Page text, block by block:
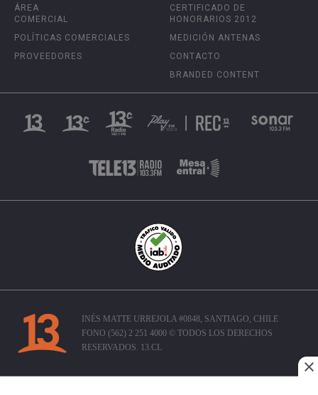
ÁREA
COMERCIAL
POLÍTICAS COMERCIALES
PROVEEDORES
CERTIFICADO DE
HONORARIOS 2012
MEDICIÓN ANTENAS
CONTACTO
BRANDED CONTENT
INÉS MATTE URREJOLA #0848, SANTIAGO, CHILE
FONO (562) 2 251 4000 © TODOS LOS DERECHOS
RESERVADOS. 13.CL